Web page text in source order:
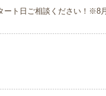
ト日ご相談ください！※8